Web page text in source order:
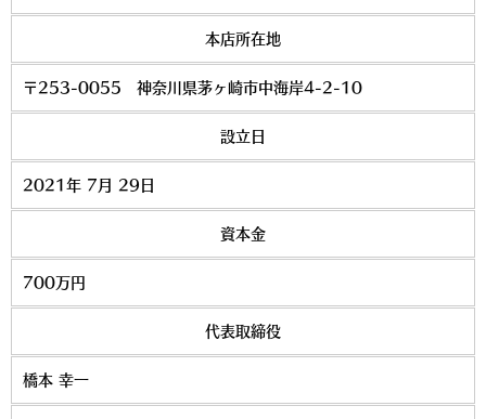
本店所在地
〒253-0055 神奈川県茅ヶ崎市中海岸4-2-10
設立日
2021年 7月 29日
資本金
700万円
代表取締役
橋本 幸一